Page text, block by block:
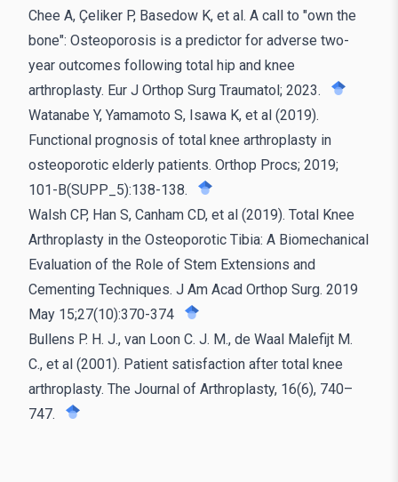
Chee A, Çeliker P, Basedow K, et al. A call to "own the
bone": Osteoporosis is a predictor for adverse two-
year outcomes following total hip and knee
arthroplasty. Eur J Orthop Surg Traumatol; 2023.
Watanabe Y, Yamamoto S, Isawa K, et al (2019).
Functional prognosis of total knee arthroplasty in
osteoporotic elderly patients. Orthop Procs; 2019;
101-B(SUPP_5):138-138.
Walsh CP, Han S, Canham CD, et al (2019). Total Knee
Arthroplasty in the Osteoporotic Tibia: A Biomechanical
Evaluation of the Role of Stem Extensions and
Cementing Techniques. J Am Acad Orthop Surg. 2019
May 15;27(10):370-374
Bullens P. H. J., van Loon C. J. M., de Waal Malefijt M.
C., et al (2001). Patient satisfaction after total knee
arthroplasty. The Journal of Arthroplasty, 16(6), 740–
747.